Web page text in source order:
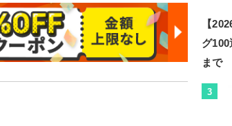
【
グ
まで
3